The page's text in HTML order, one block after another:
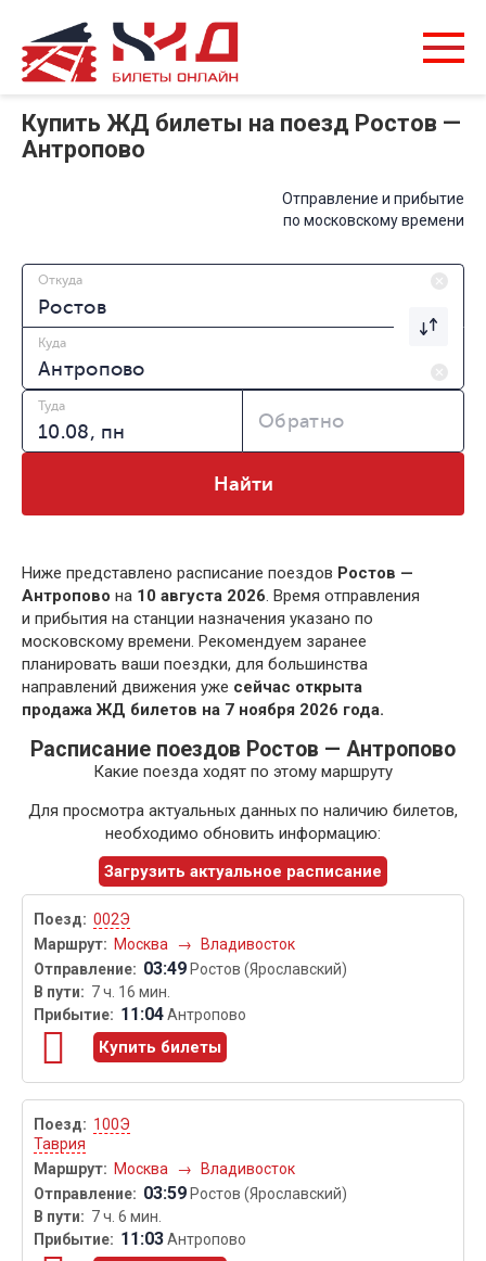
Купить ЖД билеты на поезд Ростов —
Антропово
Отправление и прибытие
по московскому времени
Откуда
Куда
Туда
Обратно
Найти
Ниже представлено расписание поездов Ростов —
Антропово на 10 августа 2026. Время отправления
и прибытия на станции назначения указано по
московскому времени. Рекомендуем заранее
планировать ваши поездки, для большинства
направлений движения уже сейчас открыта
продажа ЖД билетов на 7 ноября 2026 года.
Расписание поездов Ростов — Антропово
Какие поезда ходят по этому маршруту
Для просмотра актуальных данных по наличию билетов,
необходимо обновить информацию:
Загрузить актуальное расписание
002Э
Москва
→ Владивосток
03:49 Ростов (Ярославский)
7 ч. 16 мин.
11:04Антропово
Купить билеты
100Э
Таврия
Москва
→ Владивосток
03:59 Ростов (Ярославский)
7 ч. 6 мин.
11:03Антропово